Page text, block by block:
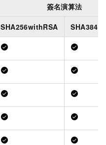
簽名演算法
SHA256withRSA